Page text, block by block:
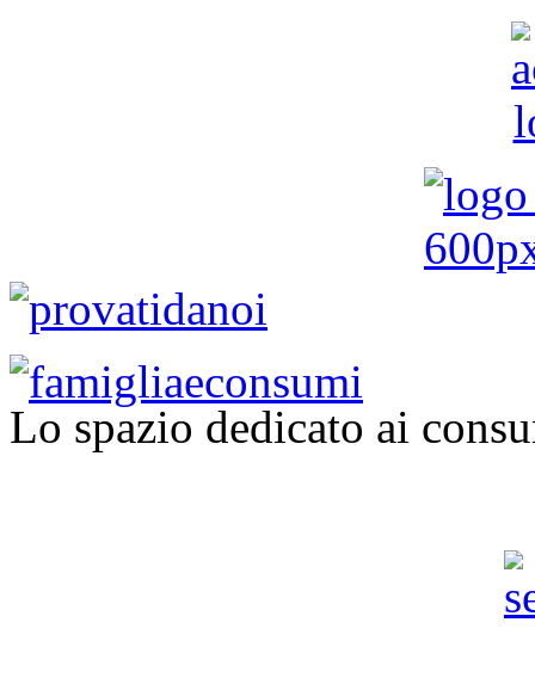
Lo spazio dedicato ai